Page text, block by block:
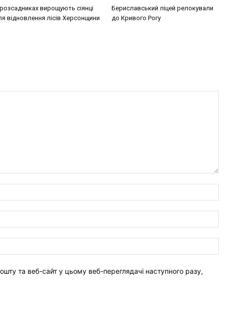
вирощують сіянці
відновлення лісів Херсонщини
Бериславський ліцей релокували
до Кривого Рогу
та веб-сайт у цьому веб-переглядачі наступного разу,